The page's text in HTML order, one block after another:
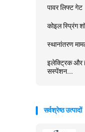
पावर लिफ्ट गेट
कोइल स्प्रिंग
स्थानांतरण
इलेक्ट्रिक और
सस्पेंशन...
सर्वश्रेष्ठ उत्पादों